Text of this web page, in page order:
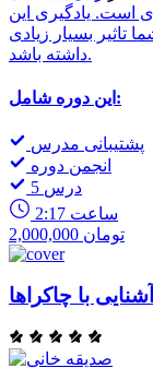
است. یادگیری این
بسیار زیادی
داشته باشد.
این دوره شامل:
پشتیبانی مدرس
انجمن دوره
5 درس
2:17 ساعت
2,000,000 تومان
با چاکراها